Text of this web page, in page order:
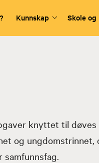
Kunnskap Skole og
knyttet til
og ungdomstrinnet,